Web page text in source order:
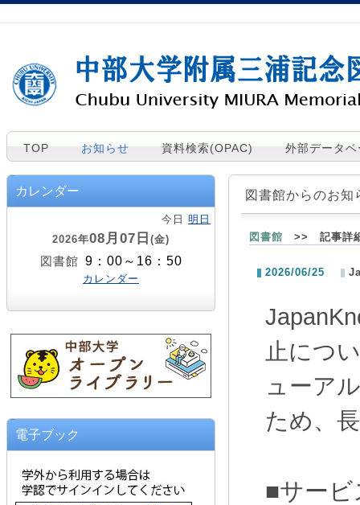
TOP お知らせ 資料検索(OPAC) 外部データベ
カレンダー
今日 明日
2026年08月07日 (金)
図書館 9：00～16：50
カレンダー
電子ブック
図書館からのお知
図書館 >> 記事詳
2026/06/25
止につ
ューア
ため、
■サービ